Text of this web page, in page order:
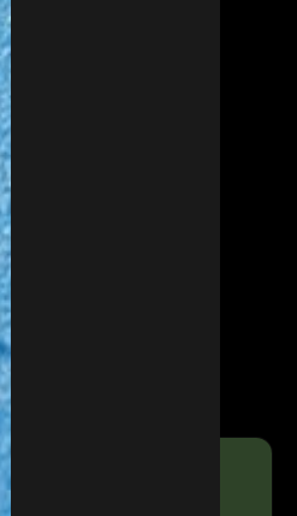
DE TENIS
de primer nivel